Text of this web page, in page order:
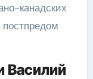
канадских
Василий